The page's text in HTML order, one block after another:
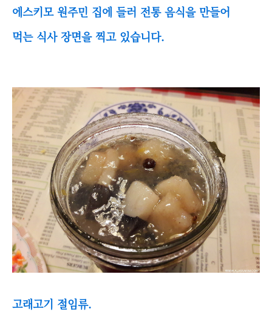
에스키모 원주민 집에 들러 전통 음식을 만들어
먹는 식사 장면을 찍고 있습니다.
고래고기 절임류.